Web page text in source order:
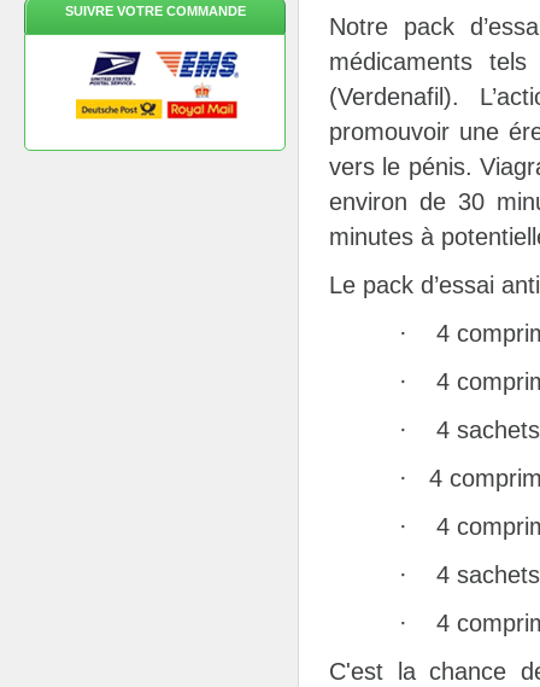
Notre pack
médicaments
(Verdenafil).
promouvoir une
vers le pénis.
environ de 30
minutes à
Le pack d’essai
· 4
· 4
· 4 sachets
· 4
· 4
· 4 sachets
· 4
C'est la chance
SUIVRE VOTRE COMMANDE